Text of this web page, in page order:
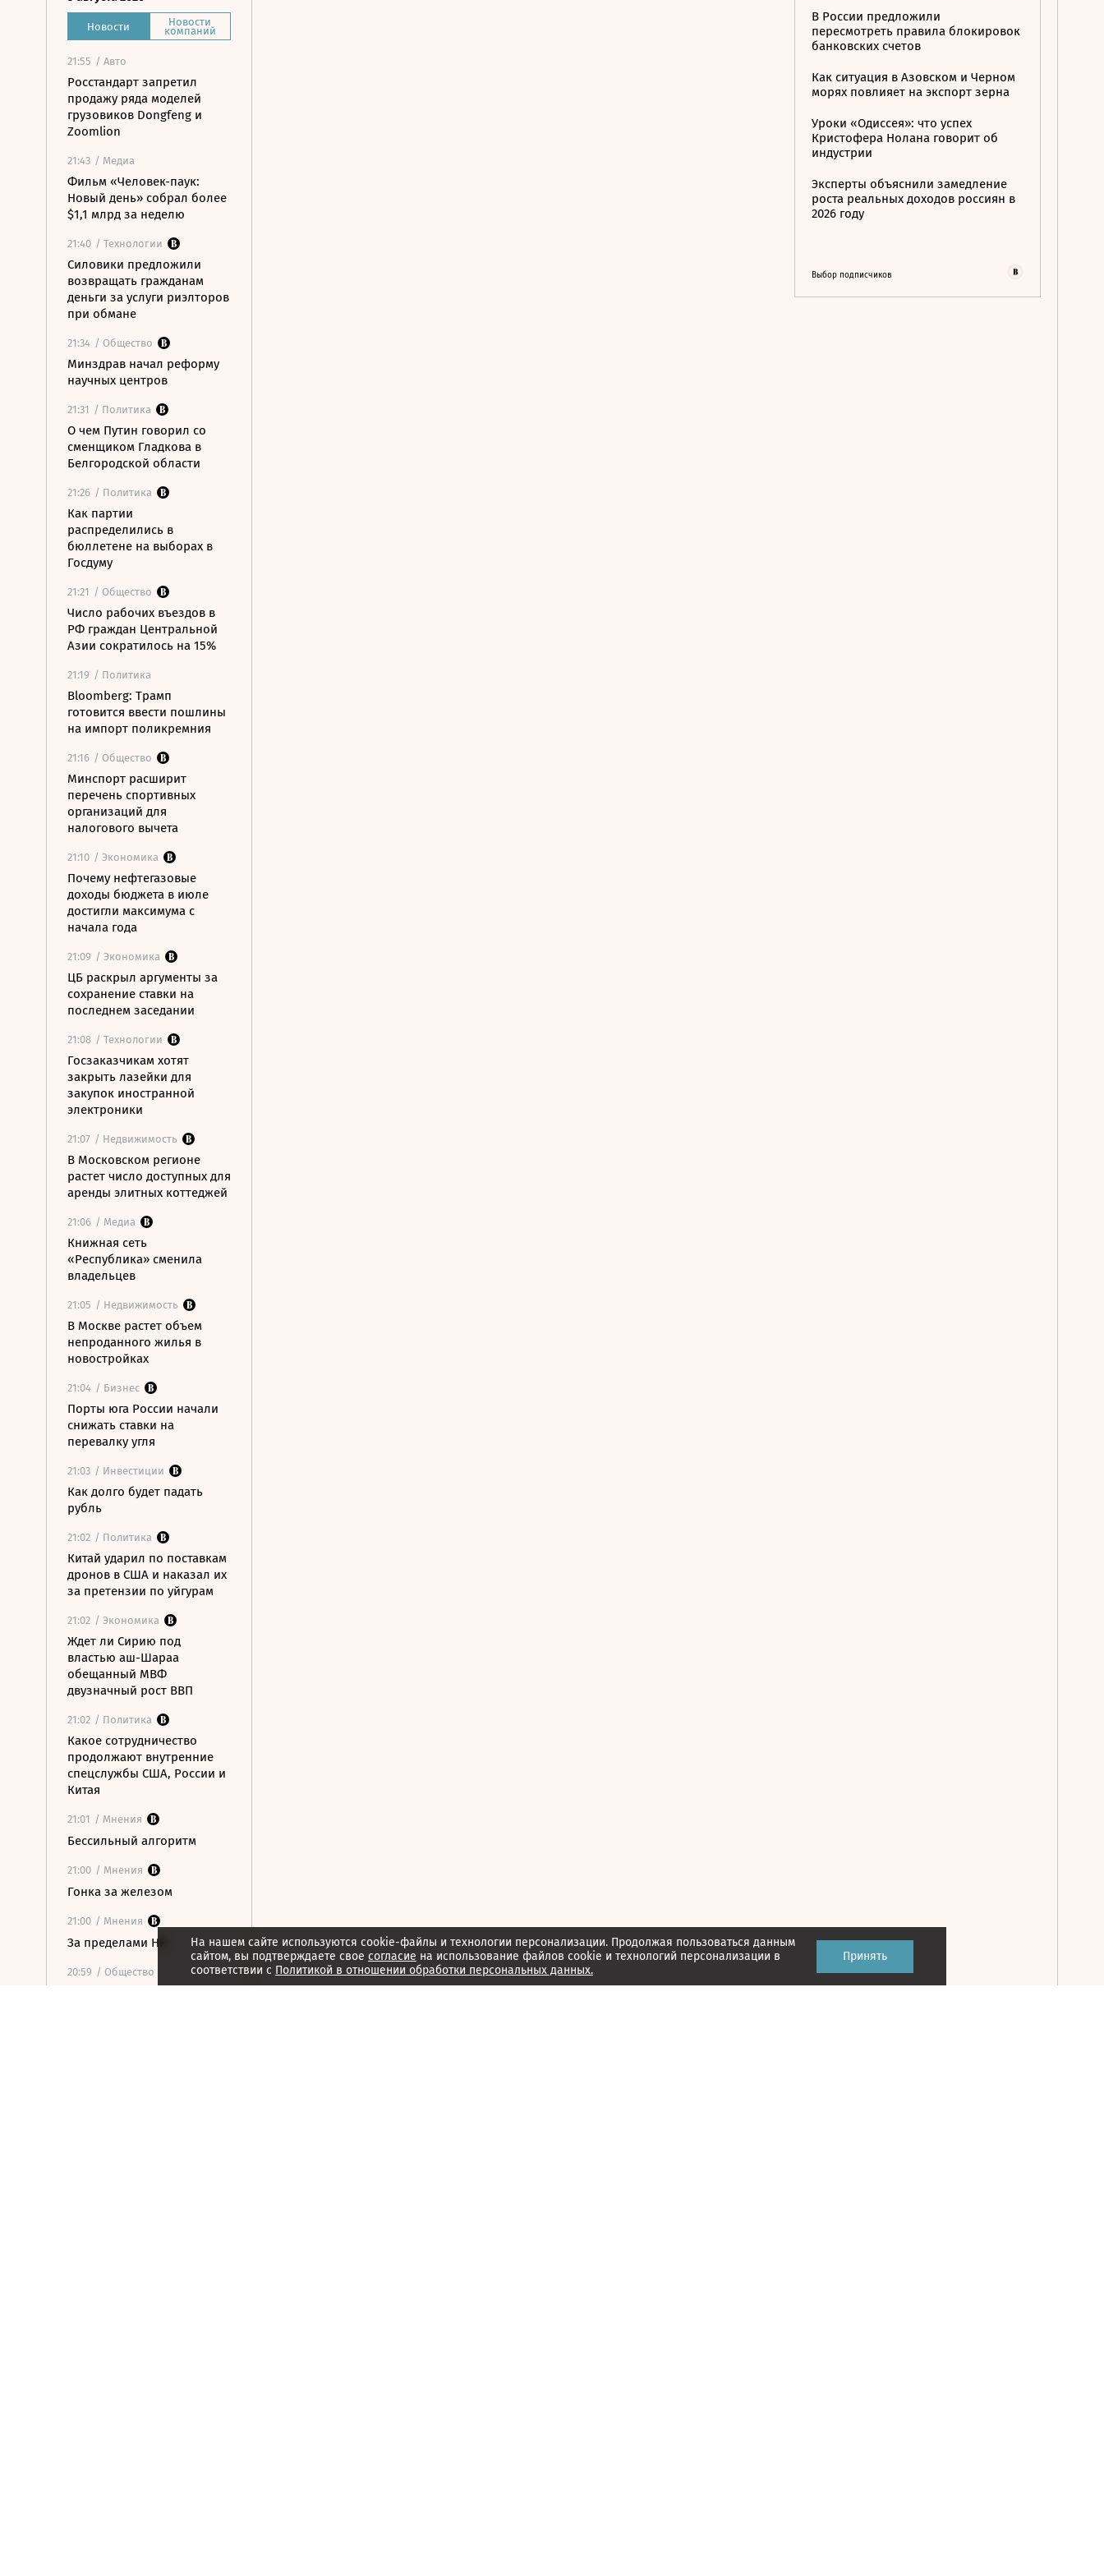
Новости Новости
компаний
21:55 / Авто
Росстандарт запретил
продажу ряда моделей
грузовиков Dongfeng и
Zoomlion
21:43 / Медиа
Фильм «Человек-паук:
Новый день» собрал более
$1,1 млрд за неделю
21:40 / Технологии
Силовики предложили
возвращать гражданам
деньги за услуги риэлторов
при обмане
21:34 / Общество
Минздрав начал реформу
научных центров
21:31 / Политика
О чем Путин говорил со
сменщиком Гладкова в
Белгородской области
21:26 / Политика
Как партии
распределились в
бюллетене на выборах в
Госдуму
21:21 / Общество
Число рабочих въездов в
РФ граждан Центральной
Азии сократилось на 15%
21:19 / Политика
Bloomberg: Трамп
готовится ввести пошлины
на импорт поликремния
21:16 / Общество
Минспорт расширит
перечень спортивных
организаций для
налогового вычета
21:10 / Экономика
Почему нефтегазовые
доходы бюджета в июле
достигли максимума с
начала года
21:09 / Экономика
ЦБ раскрыл аргументы за
сохранение ставки на
последнем заседании
21:08 / Технологии
Госзаказчикам хотят
закрыть лазейки для
закупок иностранной
электроники
21:07 / Недвижимость
В Московском регионе
растет число доступных для
аренды элитных коттеджей
21:06 / Медиа
Книжная сеть
«Республика» сменила
владельцев
21:05 / Недвижимость
В Москве растет объем
непроданного жилья в
новостройках
21:04 / Бизнес
Порты юга России начали
снижать ставки на
перевалку угля
21:03 / Инвестиции
Как долго будет падать
рубль
21:02 / Политика
Китай ударил по поставкам
дронов в США и наказал их
за претензии по уйгурам
21:02 / Экономика
Ждет ли Сирию под
властью аш-Шараа
обещанный МВФ
двузначный рост ВВП
21:02 / Политика
Какое сотрудничество
продолжают внутренние
спецслужбы США, России и
Китая
21:01 / Мнения
Бессильный алгоритм
21:00 / Мнения
Гонка за железом
21:00 / Мнения
За пределами HR
20:59 / Общество
В России предложили
пересмотреть правила блокировок
банковских счетов
Как ситуация в Азовском и Черном
морях повлияет на экспорт зерна
Уроки «Одиссея»: что успех
Кристофера Нолана говорит об
индустрии
Эксперты объяснили замедление
роста реальных доходов россиян в
2026 году
Выбор подписчиков
На нашем сайте используются cookie-файлы и технологии персонализации. Продолжая пользоваться данным
сайтом, вы подтверждаете свое согласие на использование файлов cookie и технологий персонализации в
соответствии с Политикой в отношении обработки персональных данных.
Принять